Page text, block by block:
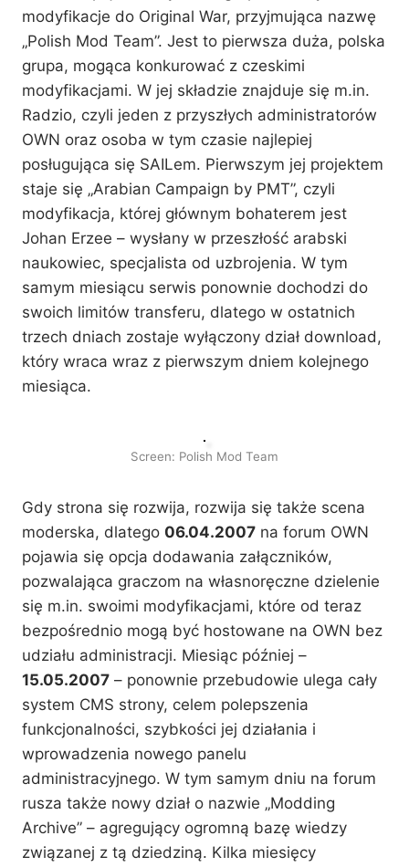
modyfikacje do Original War, przyjmująca nazwę
„Polish Mod Team”. Jest to pierwsza duża, polska
grupa, mogąca konkurować z czeskimi
modyfikacjami. W jej składzie znajduje się m.in.
Radzio, czyli jeden z przyszłych administratorów
OWN oraz osoba w tym czasie najlepiej
posługująca się SAILem. Pierwszym jej projektem
staje się „Arabian Campaign by PMT”, czyli
modyfikacja, której głównym bohaterem jest
Johan Erzee – wysłany w przeszłość arabski
naukowiec, specjalista od uzbrojenia. W tym
samym miesiącu serwis ponownie dochodzi do
swoich limitów transferu, dlatego w ostatnich
trzech dniach zostaje wyłączony dział download,
który wraca wraz z pierwszym dniem kolejnego
miesiąca.
Screen: Polish Mod Team
Gdy strona się rozwija, rozwija się także scena
moderska, dlatego 06.04.2007 na forum OWN
pojawia się opcja dodawania załączników,
pozwalająca graczom na własnoręczne dzielenie
się m.in. swoimi modyfikacjami, które od teraz
bezpośrednio mogą być hostowane na OWN bez
udziału administracji. Miesiąc później –
15.05.2007 – ponownie przebudowie ulega cały
system CMS strony, celem polepszenia
funkcjonalności, szybkości jej działania i
wprowadzenia nowego panelu
administracyjnego. W tym samym dniu na forum
rusza także nowy dział o nazwie „Modding
Archive” – agregujący ogromną bazę wiedzy
związanej z tą dziedziną. Kilka miesięcy